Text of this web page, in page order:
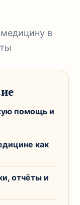
в
помощь и
как
отчёты и